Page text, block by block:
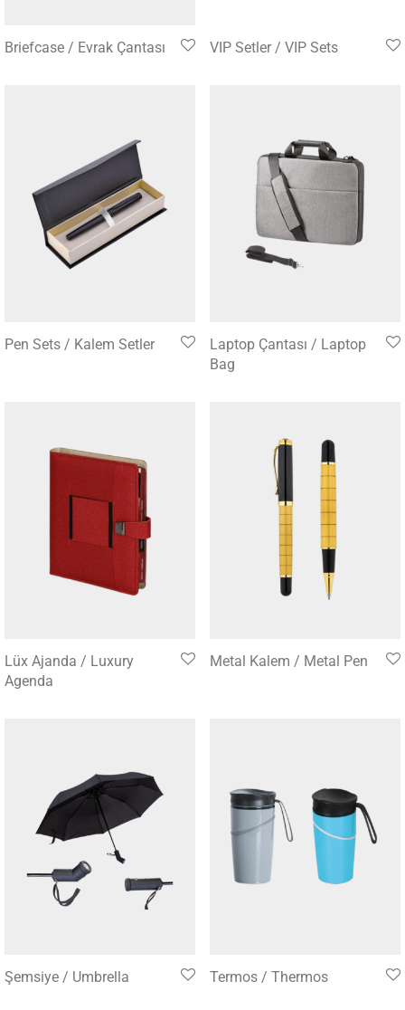
Briefcase / Evrak Çantası VIP Setler / VIP Sets
Pen Sets / Kalem Setler
Laptop Çantası / Laptop
Bag
Lüx Ajanda / Luxury
Agenda
Metal Kalem / Metal Pen
Şemsiye / Umbrella Termos / Thermos